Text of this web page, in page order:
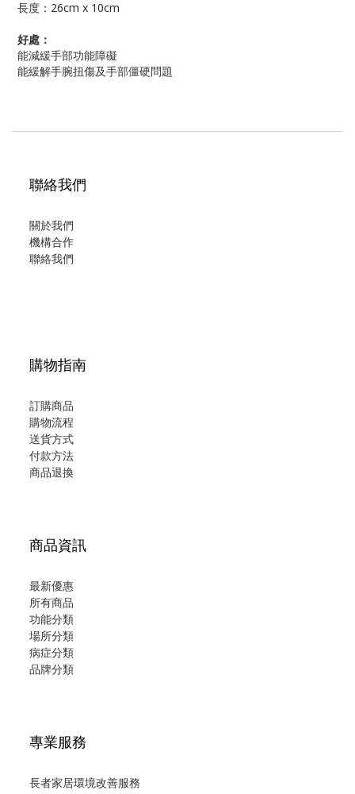
長度：26cm x 10cm
好處：
能減緩手部功能障礙
能緩解手腕扭傷及手部僵硬問題
聯絡我們
關於我們
機構合作
聯絡我們
購物指南
訂購商品
購物流程
送貨方式
付款方法
商品退換
商品資訊
最新優惠
所有商品
功能分類
場所分類
病症分類
品牌分類
專業服務
長者家居環境改善服務